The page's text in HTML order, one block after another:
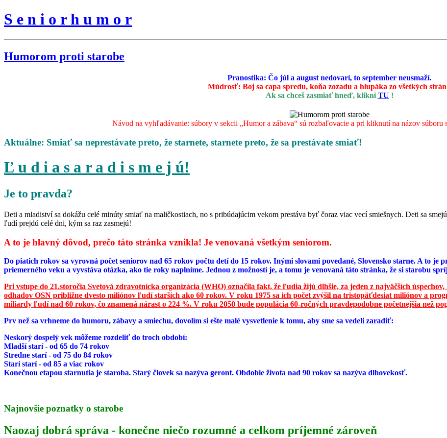
S e n i o r h u m o r
Humorom proti starobe
Pranostika: Čo júl a august nedovarí, to september neusmaží.
Múdrosť: Boj sa capa spredu, koňa zozadu a hlupáka zo všetkých strán
Ak sa chceš zasmiať hneď, klikni TU !
Návod na vyhľadávanie: súbory v sekcii „Humor a zábava“ sú rozbaľovacie a pri kliknutí na názov súboru
Aktuálne: Smiať sa neprestávate preto, že starnete, starnete preto, že sa prestávate smiať!
Ľ u d i a s a r a d i s m e j ú!
Je to pravda?
Deti a mladiství sa dokážu celé minúty smiať na maličkostiach, no s pribúdajúcim vekom prestáva byť čoraz viac vecí smiešnych. Deti sa
ľudí prejdú celé dni, kým sa raz zasmejú!
A to je hlavný dôvod, prečo táto stránka vznikla! Je venovaná všetkým seniorom.
Do piatich rokov sa vyrovná počet seniorov nad 65 rokov počtu detí do 15 rokov. Inými slovami povedané, Slovensko starne. A to je
priemerného veku a vyvstáva otázka, ako tie roky naplníme. Jednou z možností je, a tomu je venovaná táto stránka, že si starobu
Pri vstupe do 21.storočia Svetová zdravotnícka organizácia (WHO) označila fakt, že ľudia žijú dlhšie, za jeden z najväčších
odhadov OSN približne dvesto miliónov ľudí starších ako 60 rokov. V roku 1975 sa ich počet zvýšil na tristopäťdesiat miliónov a
miliardy ľudí nad 60 rokov, čo znamená nárast o 224 %. V roku 2050 bude populácia 60-ročných pravdepodobne početnejšia než
Prv než sa vrhneme do humoru, zábavy a smiechu, dovolím si ešte malé vysvetlenie k tomu, aby sme sa vedeli zaradiť:
Neskorý dospelý vek môžeme rozdeliť do troch období:
Mladší starí - od 65 do 74 rokov
Stredne starí - od 75 do 84 rokov
Starí starí - od 85 a viac rokov
Konečnou etapou starnutia je staroba. Starý človek sa nazýva geront. Obdobie života nad 90 rokov sa nazýva dlhovekosť.
Najnovšie poznatky o starobe
Naozaj dobrá správa - konečne niečo rozumné a celkom príjemné zároveň